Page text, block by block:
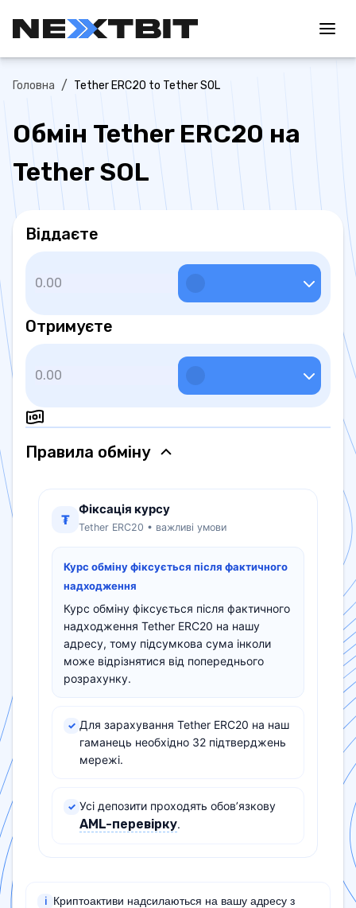
Головна / Tether ERC20 to Tether SOL
Обмін Tether ERC20 на
Tether SOL
Віддаєте
Отримуєте
Правила обмiну
₮
Фіксація курсу
Tether ERC20 • важливі умови
Курс обміну фіксується після фактичного
надходження
Курс обміну фіксується після фактичного
надходження Tether ERC20 на нашу
адресу, тому підсумкова сума інколи
може відрізнятися від попереднього
розрахунку.
✓ Для зарахування Tether ERC20 на наш
гаманець необхідно 32 підтверджень
мережі.
✓ Усі депозити проходять обов’язкову
AML-перевірку.
ℹ
Криптоактиви надсилаються на вашу адресу з